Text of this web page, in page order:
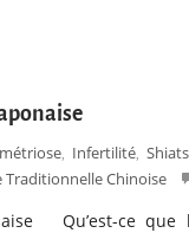
Infertilité
Chinoise
Qu’est-ce que